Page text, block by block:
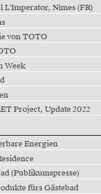
L'Imperator, Nîmes (FR)
von TOTO
Week
Project, Update 2022
Energien
(Publikumspresse)
fürs Gästebad